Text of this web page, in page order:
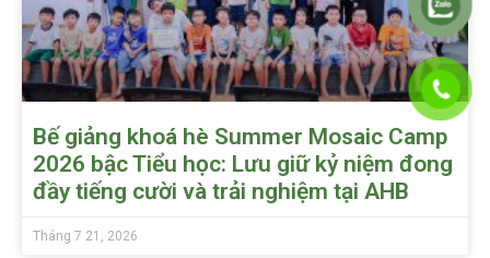
Bế giảng khoá hè Summer Mosaic Camp
2026 bậc Tiểu học: Lưu giữ kỷ niệm đong
đầy tiếng cười và trải nghiệm tại AHB
Tháng 7 21, 2026